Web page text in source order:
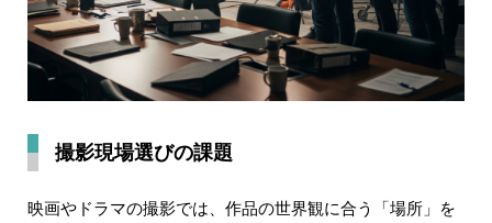
撮影現場選びの課題
映画やドラマの撮影では、作品の世界観に合う「場所」を